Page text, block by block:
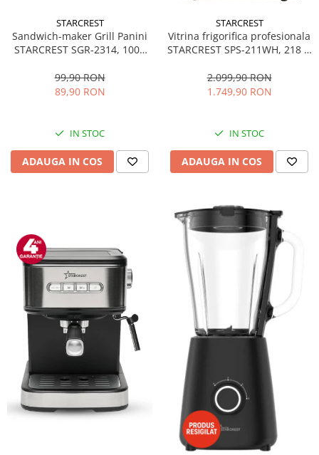
STARCREST
Sandwich-maker Grill Panini
STARCREST SGR-2314, 1000
Deschidere 180°, Suprafata
de gatire 23 x 14 cm, Negru
99,90 RON
89,90 RON
IN STOC
ADAUGA IN COS
STARCREST
Vitrina frigorifica profesionala
STARCREST SPS-211WH, 218 L,
LED, H 141 cm, Negru
2.099,90 RON
1.749,90 RON
IN STOC
ADAUGA IN COS